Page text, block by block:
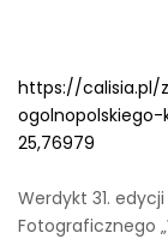
https://calisia.pl/
25,76979
Werdykt 31.
Fotograficznego